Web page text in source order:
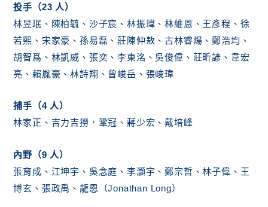
投手（23 人）
林昱珉、陳柏毓、沙子宸、林振瑋、林維恩、王彥程、徐
若熙、宋家豪、孫易磊、莊陳仲敖、古林睿煬、鄭浩均、
胡智爲、林凱威、張奕、李東洺、吳俊偉、莊昕諺、韋宏
亮、賴胤豪、林詩翔、曾峻岳、張峻瑋
捕手（4 人）
林家正、吉力吉撈．鞏冠、蔣少宏、戴培峰
內野（9 人）
張育成、江坤宇、吳念庭、李灝宇、鄭宗哲、林子偉、王
博玄、張政禹、龍恩（Jonathan Long）